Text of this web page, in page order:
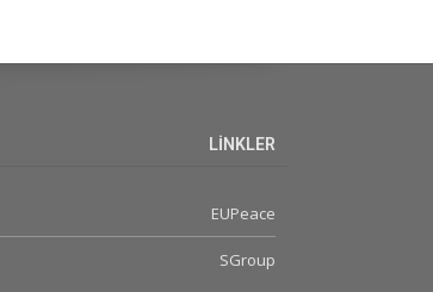
LİNKLER
EUPeace
SGroup